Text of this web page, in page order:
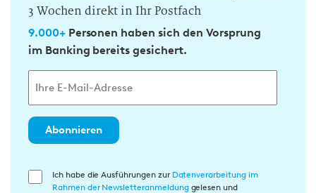
3 Wochen direkt in Ihr Postfach
9.000+Personen haben sich den Vorsprung
im Banking bereits gesichert.
Abonnieren
E
Ich habe die Ausführungen zur Datenverarbeitung im
Rahmen der Newsletteranmeldunggelesen und